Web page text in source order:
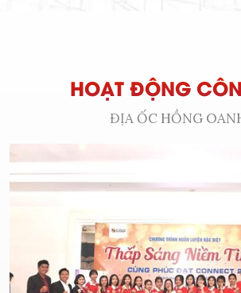
HOẠT ĐỘNG
ĐỊA ỐC HỒNG